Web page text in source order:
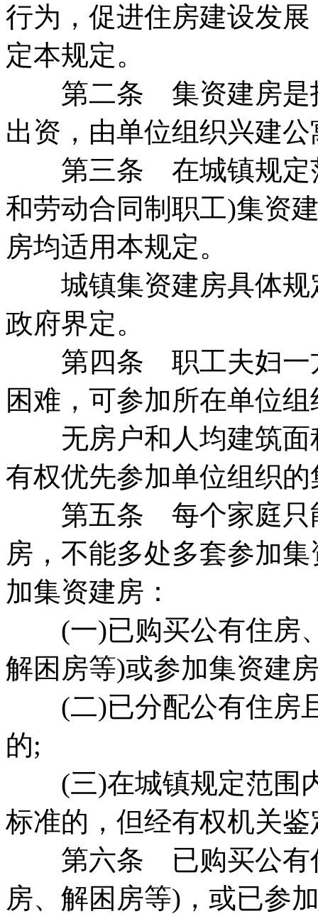
行为，促进住房建设发
定本规定。
第二条 集资建房是指
出资，由单位组织兴建
第三条 在城镇规定范
和劳动合同制职工)集资
房均适用本规定。
城镇集资建房具体规
政府界定。
第四条 职工夫妇一方
困难，可参加所在单位
无房户和人均建筑面
有权优先参加单位组织
第五条 每个家庭只能
房，不能多处多套参加
加集资建房：
(一)已购买公有住房
解困房等)或参加集资建
(二)已分配公有住房
的;
(三)在城镇规定范围
标准的，但经有权机关
第六条 已购买公有住
房、解困房等)，或已参